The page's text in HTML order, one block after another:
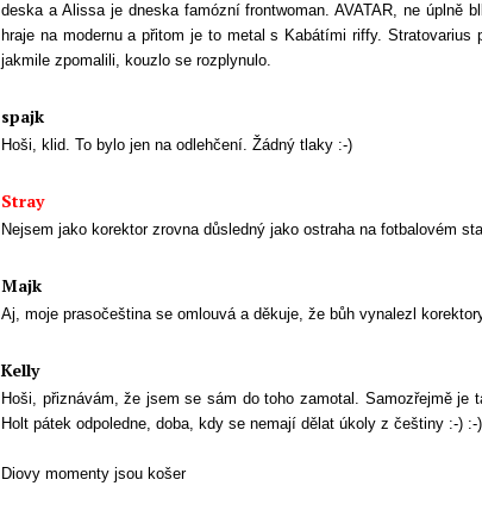
deska a Alissa je dneska famózní frontwoman. AVATAR, ne úplně
hraje na modernu a přitom je to metal s Kabátími riffy.
jakmile zpomalili, kouzlo se rozplynulo.
spajk
Hoši, klid. To bylo jen na odlehčení. Žádný tlaky :-)
Stray
Nejsem jako korektor zrovna důsledný jako ostraha na fotbalovém
Majk
Aj, moje prasočeština se omlouvá a děkuje, že bůh vynalezl
Kelly
Hoši, přiznávám, že jsem se sám do toho zamotal. Samozřejmě
Holt pátek odpoledne, doba, kdy se nemají dělat úkoly z češtiny :-) :-)
Diovy momenty jsou košer